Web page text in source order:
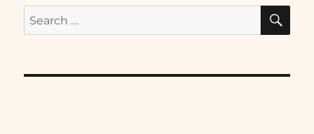
Search
for: